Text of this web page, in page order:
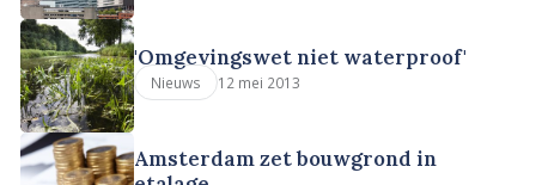
'Omgevingswet niet waterproof'
Nieuws 12 mei 2013
Amsterdam zet bouwgrond in